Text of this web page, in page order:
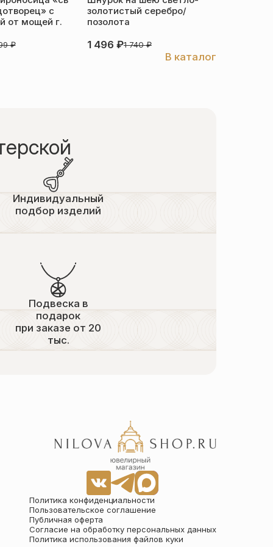
с
от мощей г.
₽
золотистый серебро/
позолота
1 496 ₽1 740₽
В каталог
Индивидуальный
подбор изделий
Подвеска в
подарок
при заказе от 20
тыс.
Политика конфиденциальности
Пользовательское соглашение
Публичная оферта
Согласие на обработку персональных данных
Политика использования файлов куки